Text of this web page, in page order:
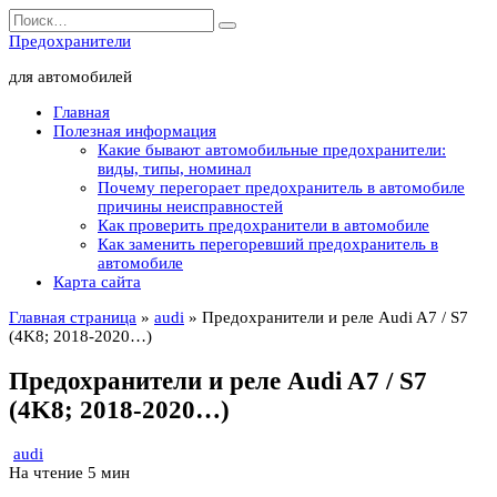
Перейти
к
содержанию
Search
for:
Предохранители
для автомобилей
Главная
Полезная информация
Какие бывают автомобильные предохранители:
виды, типы, номинал
Почему перегорает предохранитель в автомобиле
причины неисправностей
Как проверить предохранители в автомобиле
Как заменить перегоревший предохранитель в
автомобиле
Карта сайта
Главная страница » audi » Предохранители и реле Audi A7 / S7
(4K8; 2018-2020…)
Предохранители и реле Audi A7 / S7
(4K8; 2018-2020…)
audi
На чтение 5 мин